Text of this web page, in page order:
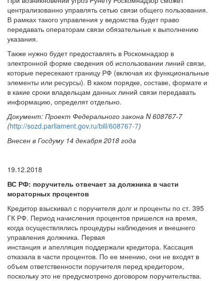
централизованно управлять сетью связи общего пользования.
В рамках такого управления у ведомства будет право
передавать операторам связи обязательные к выполнению
указания.
Также нужно будет предоставлять в Роскомнадзор в
электронной форме сведения об использовании линий связи,
которые пересекают границу РФ (включая их функциональные
элементы или ресурсы). В каком порядке, составе, формате и
в какие сроки владельцам данных линий связи передавать
информацию, определят отдельно.
Документ: Проект Федерального закона N 608767-7
(http://sozd.parliament.gov.ru/bill/608767-7)
Внесен в Госдуму 14 декабря 2018 года
19.12.2018
ВС РФ: поручитель отвечает за должника в части
мораторных процентов
Кредитор взыскивал с поручителя долг и проценты по ст. 395
ГК РФ. Период начисления процентов пришелся на время,
когда осуществлялись процедуры наблюдения и внешнего
управления должника. Первая
инстанция и апелляция поддержали кредитора. Кассация
отказала в части процентов. По ее мнению, они не входят в
объем ответственности поручителя перед кредитором,
поскольку это не предусмотрено договором поручительства.